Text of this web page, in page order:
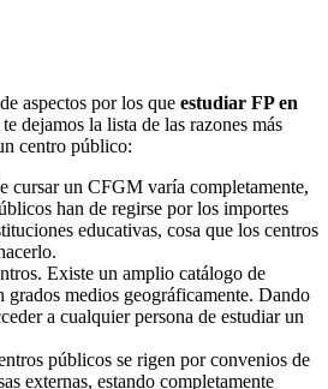
aspectos por los que estudiar FP en
dejamos la lista de las razones más
centro público:
cursar un CFGM varía completamente,
han de regirse por los importes
educativas, cosa que los centros
Existe un amplio catálogo de
grados medios geográficamente. Dando
a cualquier persona de estudiar un
públicos se rigen por convenios de
externas, estando completamente